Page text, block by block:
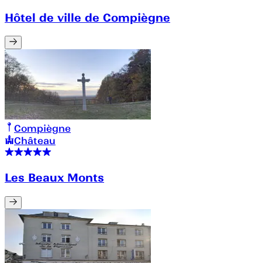
Hôtel de ville de Compiègne
Compiègne
Château
Les Beaux Monts